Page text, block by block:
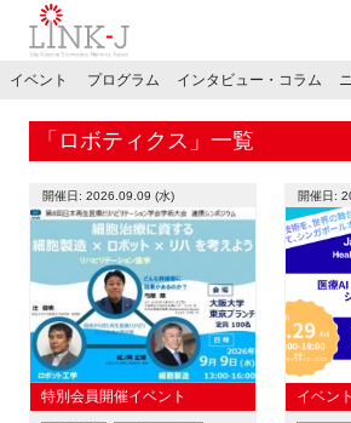
特別会員専用メニュー
施設ご予約
イベント プログラム インタビュー・コラム
「ロボティクス」一覧
開催日: 2026.09.09 (水)
特別会員開催イベント
開催日:
イベント